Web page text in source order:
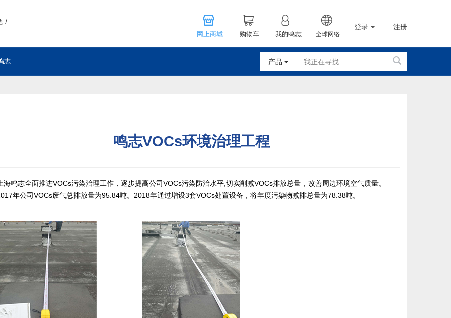
/
网上商城 购物车 我的鸣志 全球网络
登录 注册
志 产品
鸣志VOCs环境治理工程
志全面推进VOCs污染治理工作，逐步提高公司VOCs污染防治水平,切实削减VOCs排放总量，改善周边环境空气质量。
公司VOCs废气总排放量为95.84吨。2018年通过增设3套VOCs处置设备，将年度污染物减排总量为78.38吨。